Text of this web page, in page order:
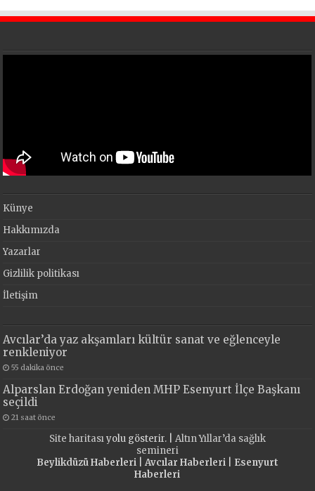
Künye
Hakkımızda
Yazarlar
Gizlilik politikası
İletişim
Avcılar’da yaz akşamları kültür sanat ve eğlenceyle
renkleniyor
55 dakika önce
Alparslan Erdoğan yeniden MHP Esenyurt İlçe Başkanı
seçildi
21 saat önce
Site haritasıyolu gösterir. | Altın Yıllar’da sağlık
semineri
Beylikdüzü Haberleri| Avcılar Haberleri| Esenyurt
Haberleri